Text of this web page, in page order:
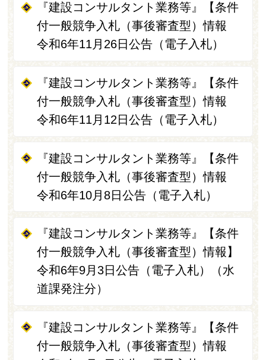
『建設コンサルタント業務等』【条件
付一般競争入札（事後審査型）情報
令和6年11月26日公告（電子入札）
『建設コンサルタント業務等』【条件
付一般競争入札（事後審査型）情報
令和6年11月12日公告（電子入札）
『建設コンサルタント業務等』【条件
付一般競争入札（事後審査型）情報
令和6年10月8日公告（電子入札）
『建設コンサルタント業務等』【条件
付一般競争入札（事後審査型）情報】
令和6年9月3日公告（電子入札）（水
道課発注分）
『建設コンサルタント業務等』【条件
付一般競争入札（事後審査型）情報